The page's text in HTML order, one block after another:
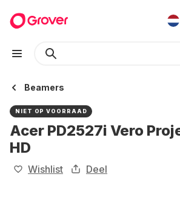
Beamers
NIET OP VOORRAAD
Acer PD2527i Vero
HD
Wishlist Deel